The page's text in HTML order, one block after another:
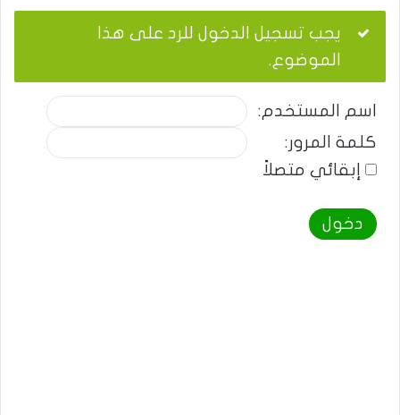
يجب تسجيل الدخول للرد على هذا
الموضوع.
اسم المستخدم:
كلمة المرور:
إبقائي متصلاً
دخول